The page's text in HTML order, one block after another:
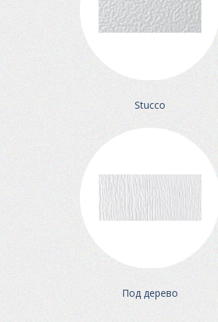
Stucco
Под дерево